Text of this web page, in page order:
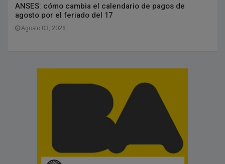
ANSES: cómo cambia el calendario de pagos de
agosto por el feriado del 17
Agosto 03, 2026